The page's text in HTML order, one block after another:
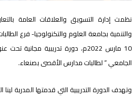
نظمت إدارة التسويق والعلاقات العامة
والتنمية بجامعة العلوم والتكنولوجيا- فرع
10 مارس 2022م، دورة تدريبية
الجامعي ” لطالبات مدارس الأقصى بصنعاء.
وتهدف الدورة التدريبية التي قدمتها المدربة